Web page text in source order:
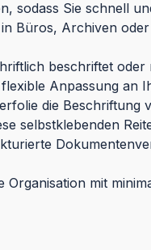
sodass Sie schnell
Büros, Archiven
beschriftet oder
Anpassung an
die Beschriftung
selbstklebenden
mit